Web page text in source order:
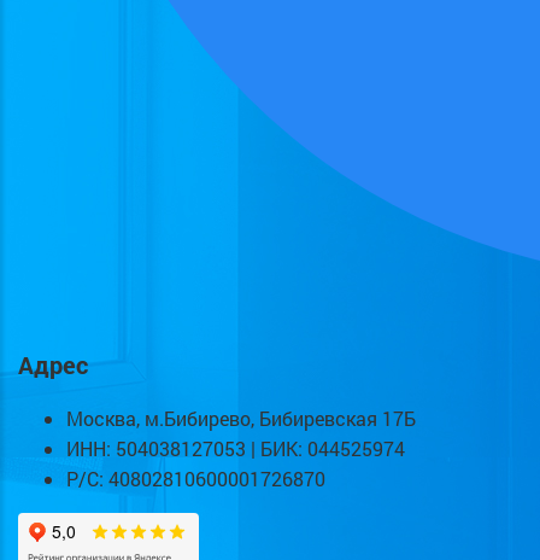
Адрес
Москва, м.Бибирево, Бибиревская 17Б
ИНН: 504038127053 | БИК: 044525974
Р/С: 40802810600001726870